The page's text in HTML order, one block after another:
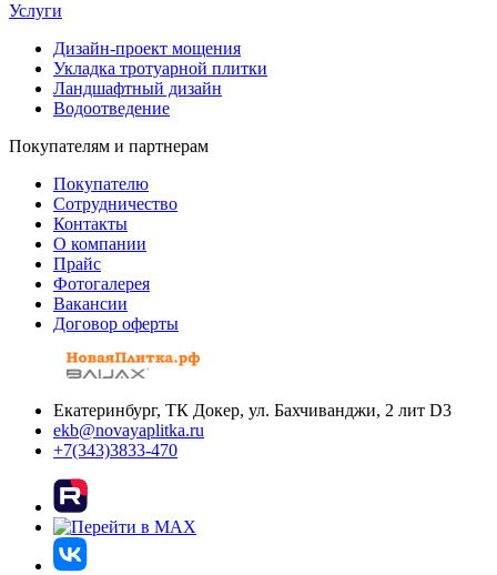
Услуги
Дизайн-проект мощения
Укладка тротуарной плитки
Ландшафтный дизайн
Водоотведение
Покупателям и партнерам
Покупателю
Сотрудничество
Контакты
О компании
Прайс
Фотогалерея
Вакансии
Договор оферты
Екатеринбург, ТК Докер, ул. Бахчиванджи, 2 лит D3
ekb@novayaplitka.ru
+7(343)3833-470